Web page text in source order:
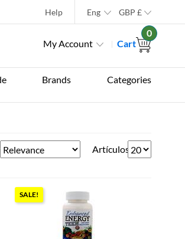
Help Eng GBP £
My Account Cart
0
Brands Categories
Artículos
SALE!